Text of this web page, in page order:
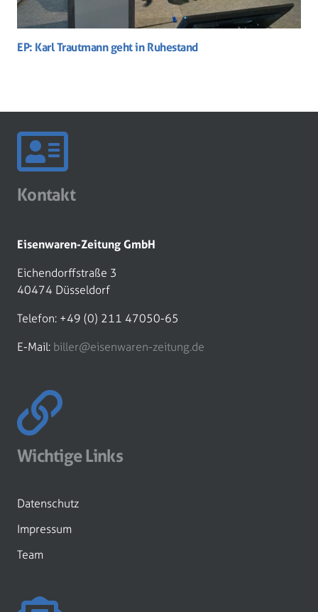
EP: Karl Trautmann geht in Ruhestand
Kontakt
Eisenwaren-Zeitung GmbH
Eichendorffstraße 3
40474 Düsseldorf
Telefon: +49 (0) 211 47050-65
E-Mail: biller@eisenwaren-zeitung.de
Wichtige Links
Datenschutz
Impressum
Team